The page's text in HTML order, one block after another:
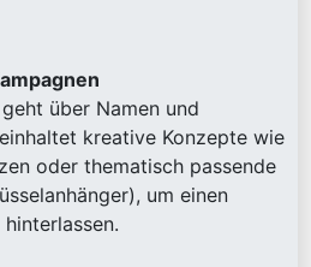
über Namen und
kreative Konzepte wie
oder thematisch passende
um einen